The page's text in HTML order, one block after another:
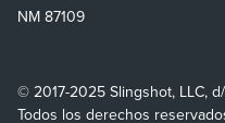
NM 87109
© 2017-2025 Slingshot, LLC,
Todos los derechos